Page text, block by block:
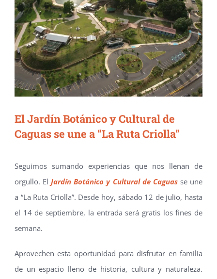
El Jardín Botánico y Cultural de
Caguas se une a “La Ruta Criolla”
Seguimos sumando experiencias que nos llenan de
orgullo. ElJardín Botánico y Cultural de Caguasse une
a “La Ruta Criolla”. Desde hoy, sábado 12 de julio, hasta
el 14 de septiembre, la entrada será gratis los fines de
semana.
Aprovechen esta oportunidad para disfrutar en familia
de un espacio lleno de historia, cultura y naturaleza.